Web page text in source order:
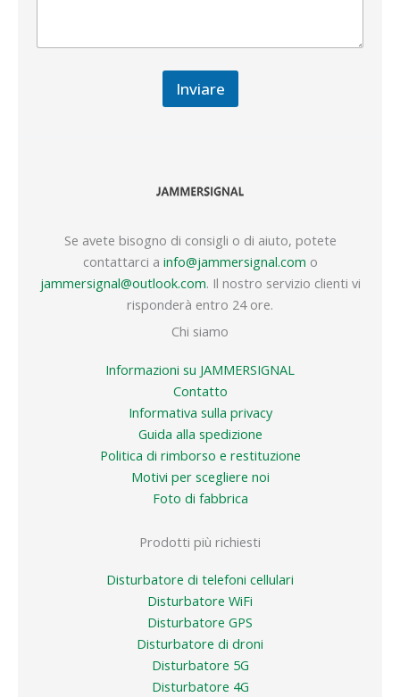
Inviare
Se avete bisogno di consigli o di aiuto, potete
contattarci a info@jammersignal.com o
jammersignal@outlook.com. Il nostro servizio clienti vi
risponderà entro 24 ore.
Chi siamo
Informazioni su JAMMERSIGNAL
Contatto
Informativa sulla privacy
Guida alla spedizione
Politica di rimborso e restituzione
Motivi per scegliere noi
Foto di fabbrica
Prodotti più richiesti
Disturbatore di telefoni cellulari
Disturbatore WiFi
Disturbatore GPS
Disturbatore di droni
Disturbatore 5G
Disturbatore 4G